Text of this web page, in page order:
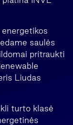
saulės
pritraukti
Liudas
turto klasė